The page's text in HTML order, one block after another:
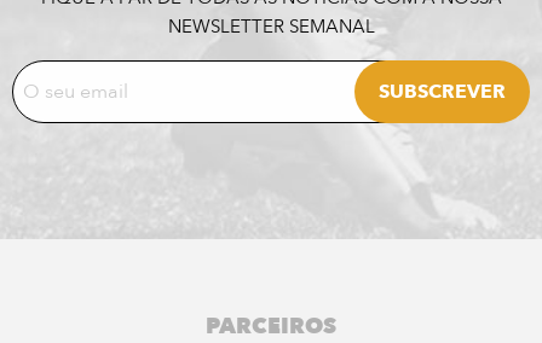
NEWSLETTER SEMANAL
PARCEIROS